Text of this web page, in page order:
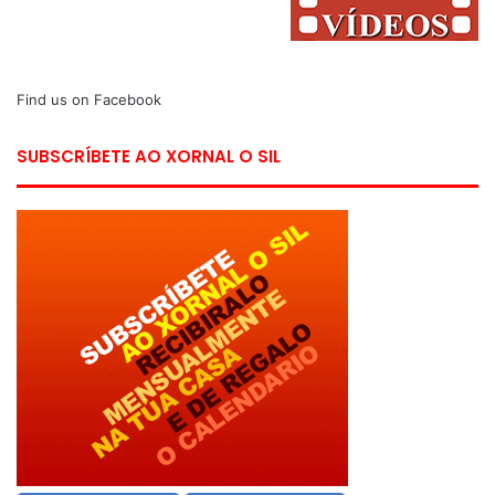
Find us on Facebook
SUBSCRÍBETE AO XORNAL O SIL